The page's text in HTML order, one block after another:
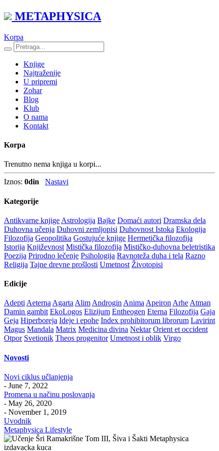
METAPHYSICA
Korpa
Knjige
Najtraženije
U pripremi
Zohar
Blog
Klub
O nama
Kontakt
Korpa
Trenutno nema knjiga u korpi...
Iznos: 0din Nastavi
Kategorije
Antikvarne knjige Astrologija Bajke Domaći autori Dramska dela
Duhovna učenja Duhovni zemljopisi Duhovnost Istoka Ekologija
Filozofija Geopolitika Gostujuće knjige Hermetička filozofija
Istorija Književnost Mistička filozofija Mističko-duhovna beletristika
Poezija Prirodno lečenje Psihologija Ravnoteža duha i tela Razno
Religija Tajne drevne prošlosti Umetnost Životopisi
Edicije
AdeptiAeternaAgartaAlimAndroginAnimaApeironArheAtman
Damin gambit EkoLogos Elizijum Entheogen Eterna Filozofija Gaja
Geja Hiperboreja Ideje i epohe Index prohibitorum librorum Lavirint
Magus Mandala Matrix Medicina divina Nektar Orient et occident
Otpor Svetionik Theos progenitor Umetnost i oblik Virgo
Novosti
Novi ciklus učlanjenja
- June 7, 2022
Promena u načinu poslovanja
- May 26, 2020
- November 1, 2019
Uvodnik
Metaphysica Lifestyle